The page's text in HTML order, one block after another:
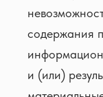
содержания
и (или)